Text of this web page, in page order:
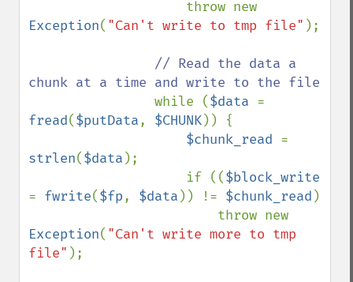
Exception( "Can't write to tmp file" );
// Read the data a
chunk at a time and write to the file
while ($data
fread($putData, $CHUNK)) {
$chunk_read
strlen($data );
                    if ((
= fwrite($fp, $data )) != $chunk_read )
Exception( "Can't write more to tmp
file" );